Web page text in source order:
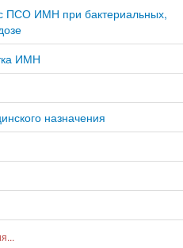
ПСО ИМН при бактериальных,
ИМН
назначения